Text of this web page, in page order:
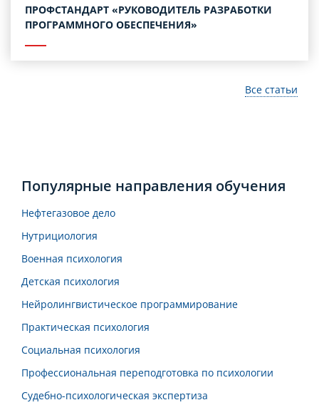
ПРОФСТАНДАРТ «РУКОВОДИТЕЛЬ РАЗРАБОТКИ
ПРОГРАММНОГО ОБЕСПЕЧЕНИЯ»
Все статьи
Популярные направления обучения
Нефтегазовое дело
Нутрициология
Военная психология
Детская психология
Нейролингвистическое программирование
Практическая психология
Социальная психология
Профессиональная переподготовка по психологии
Судебно-психологическая экспертиза